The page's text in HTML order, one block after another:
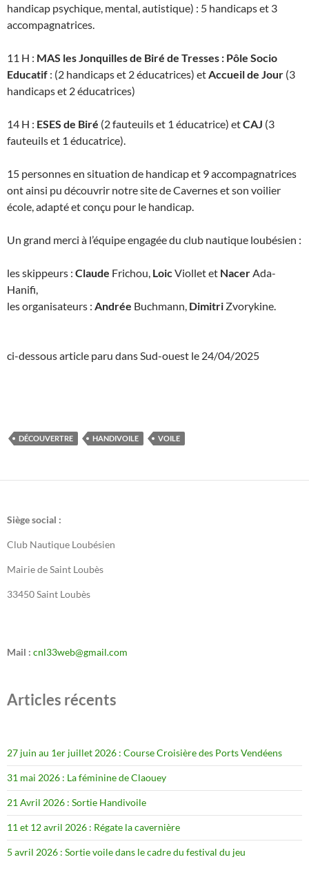
handicap psychique, mental, autistique) : 5 handicaps et 3
accompagnatrices.
11 H : MAS les Jonquilles de Biré de Tresses : Pôle Socio
Educatif : (2 handicaps et 2 éducatrices) etAccueil de Jour (3
handicaps et 2 éducatrices)
14 H : ESES de Biré (2 fauteuils et 1 éducatrice) etCAJ (3
fauteuils et 1 éducatrice).
15 personnes en situation de handicap et 9 accompagnatrices
ont ainsi pu découvrir notre site de Cavernes et son voilier
école, adapté et conçu pour le handicap.
Un grand merci à l’équipe engagée du club nautique loubésien :
les skippeurs : Claude Frichou, LoicViollet et NacerAda-
Hanifi,
les organisateurs : Andrée Buchmann, Dimitri Zvorykine.
ci-dessous article paru dans Sud-ouest le 24/04/2025
DÉCOUVERTRE HANDIVOILE VOILE
Siège social :
Club Nautique Loubésien
Mairie de Saint Loubès
33450 Saint Loubès
Mail : cnl33web@gmail.com
Articles récents
27 juin au 1er juillet 2026 : Course Croisière des Ports Vendéens
31 mai 2026 : La féminine de Claouey
21 Avril 2026 : Sortie Handivoile
11 et 12 avril 2026 : Régate la cavernière
5 avril 2026 : Sortie voile dans le cadre du festival du jeu